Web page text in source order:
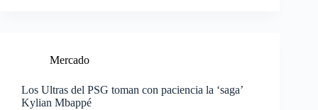
Mercado
Los Ultras del PSG toman con paciencia la ‘saga’
Kylian Mbappé